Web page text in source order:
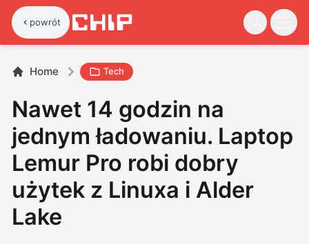
powrót
Home Tech
Nawet 14 godzin na
jednym ładowaniu. Laptop
Lemur Pro robi dobry
użytek z Linuxa i Alder
Lake